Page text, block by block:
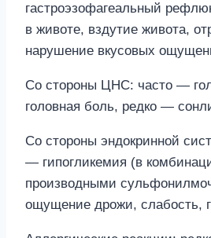
гастроэзофагеальный
в животе, вздутие живота,
нарушение вкусовых
Со стороны ЦНС: часто —
головная боль, редко —
Со стороны эндокринной
— гипогликемия (в
производными
ощущение дрожи, слабость,